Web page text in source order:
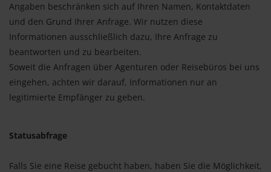
Angaben beschränken sich auf Ihren Namen, Kontaktdaten
und den Grund Ihrer Anfrage. Wir nutzen diese
Informationen ausschließlich dazu, Ihre Anfrage zu
beantworten und zu bearbeiten.
Soweit die Anfragen über Agenturen oder Reisebüros bei uns
eingehen, achten wir darauf, Informationen nur an
legitimierte Empfänger zu geben.
Statusabfrage
Falls Sie eine Reise gebucht haben, haben Sie die Möglichkeit,